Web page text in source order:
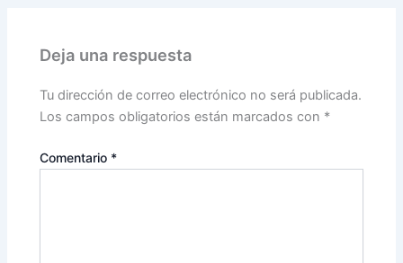
Deja una respuesta
Tu dirección de correo electrónico no será publicada.
Los campos obligatorios están marcados con *
Comentario *